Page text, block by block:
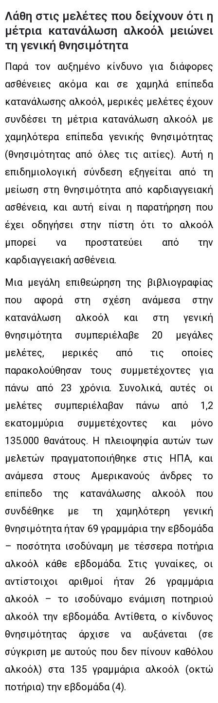
Λάθη στις μελέτες που δείχνουν ότι η
μέτρια κατανάλωση αλκοόλ μειώνει
τη γενική θνησιμότητα
Παρά τον αυξημένο κίνδυνο για διάφορες
ασθένειες ακόμα και σε χαμηλά επίπεδα
κατανάλωσης αλκοόλ, μερικές μελέτες έχουν
συνδέσει τη μέτρια κατανάλωση αλκοόλ με
χαμηλότερα επίπεδα γενικής θνησιμότητας
(θνησιμότητας από όλες τις αιτίες). Αυτή η
επιδημιολογική σύνδεση εξηγείται από τη
μείωση στη θνησιμότητα από καρδιαγγειακή
ασθένεια, και αυτή είναι η παρατήρηση που
έχει οδηγήσει στην πίστη ότι το αλκοόλ
μπορεί να προστατεύει από την
καρδιαγγειακή ασθένεια.
Μια μεγάλη επιθεώρηση της βιβλιογραφίας
που αφορά στη σχέση ανάμεσα στην
κατανάλωση αλκοόλ και στη γενική
θνησιμότητα συμπεριέλαβε 20 μεγάλες
μελέτες, μερικές από τις οποίες
παρακολούθησαν τους συμμετέχοντες για
πάνω από 23 χρόνια. Συνολικά, αυτές οι
μελέτες συμπεριέλαβαν πάνω από 1,2
εκατομμύρια συμμετέχοντες και μόνο
135.000 θανάτους. Η πλειοψηφία αυτών των
μελετών πραγματοποιήθηκε στις ΗΠΑ, και
ανάμεσα στους Αμερικανούς άνδρες το
επίπεδο της κατανάλωσης αλκοόλ που
συνδέθηκε με τη χαμηλότερη γενική
θνησιμότητα ήταν 69 γραμμάρια την εβδομάδα
– ποσότητα ισοδύναμη με τέσσερα ποτήρια
αλκοόλ κάθε εβδομάδα. Στις γυναίκες, οι
αντίστοιχοι αριθμοί ήταν 26 γραμμάρια
αλκοόλ – το ισοδύναμο ενάμιση ποτηριού
αλκοόλ την εβδομάδα. Αντίθετα, ο κίνδυνος
θνησιμότητας άρχισε να αυξάνεται (σε
σύγκριση με αυτούς που δεν πίνουν καθόλου
αλκοόλ) στα 135 γραμμάρια αλκοόλ (οκτώ
ποτήρια) την εβδομάδα (4).